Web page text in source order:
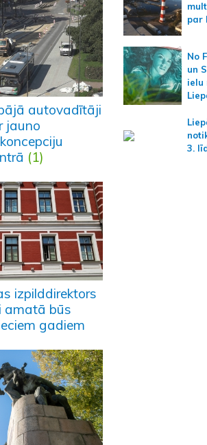
autovadītāji
jauno
(1)
izpilddirektors
amatā būs
gadiem
par
No
un
ielu
3.